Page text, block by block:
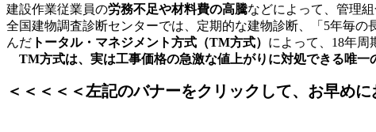
建設作業従業員の労務不足や材料費の高騰などによって、管理
全国建物調査診断センターでは、定期的な建物診断、「5年毎
んだ トータル・マネジメント方式（TM方式） によって、18年周
TM方式は、実は工事価格の急激な値上がりに対処できる唯一
＜＜＜＜＜左記のバナーをクリックして、お早めに